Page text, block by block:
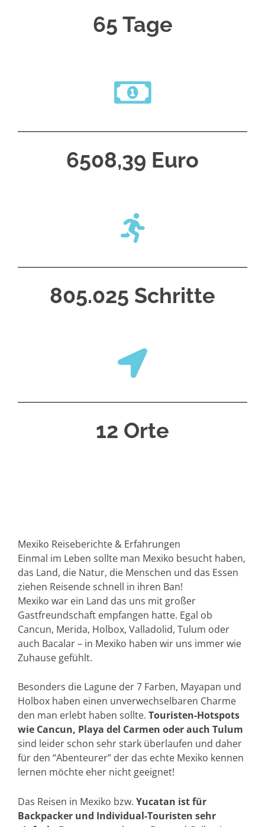
65 Tage
6508,39 Euro
805.025 Schritte
12 Orte
Mexiko Reiseberichte & Erfahrungen
Einmal im Leben sollte man Mexiko besucht haben,
das Land, die Natur, die Menschen und das Essen
ziehen Reisende schnell in ihren Ban!
Mexiko war ein Land das uns mit großer
Gastfreundschaft empfangen hatte. Egal ob
Cancun, Merida, Holbox, Valladolid, Tulum oder
auch Bacalar – in Mexiko haben wir uns immer wie
Zuhause gefühlt.
Besonders die Lagune der 7 Farben, Mayapan und
Holbox haben einen unverwechselbaren Charme
den man erlebt haben sollte. Touristen-Hotspots
wie Cancun, Playa del Carmen oder auch Tulum
sind leider schon sehr stark überlaufen und daher
für den “Abenteurer” der das echte Mexiko kennen
lernen möchte eher nicht geeignet!
Das Reisen in Mexiko bzw. Yucatan ist für
Backpacker und Individual-Touristen sehr